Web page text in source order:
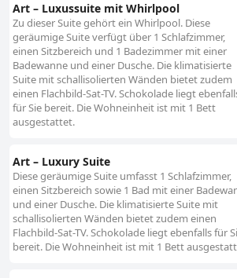
Art – Luxussuite mit Whirlpool
Zu dieser Suite gehört ein Whirlpool. Diese
geräumige Suite verfügt über 1 Schlafzimmer,
einen Sitzbereich und 1 Badezimmer mit einer
Badewanne und einer Dusche. Die klimatisierte
Suite mit schallisolierten Wänden bietet zudem
einen Flachbild-Sat-TV. Schokolade liegt
für Sie bereit. Die Wohneinheit ist mit 1 Bett
ausgestattet.
Art – Luxury Suite
Diese geräumige Suite umfasst 1 Schlafzimmer,
einen Sitzbereich sowie 1 Bad mit einer
und einer Dusche. Die klimatisierte Suite mit
schallisolierten Wänden bietet zudem einen
Flachbild-Sat-TV. Schokolade liegt ebenfalls für
bereit. Die Wohneinheit ist mit 1 Bett